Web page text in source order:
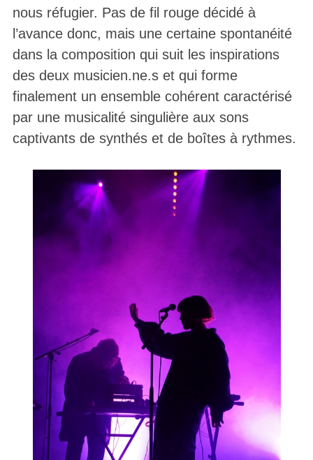
nous réfugier. Pas de fil rouge décidé à
l’avance donc, mais une certaine spontanéité
dans la composition qui suit les inspirations
des deux musicien.ne.s et qui forme
finalement un ensemble cohérent caractérisé
par une musicalité singulière aux sons
captivants de synthés et de boîtes à rythmes.